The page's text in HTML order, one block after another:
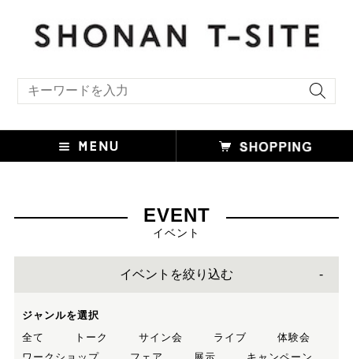
EVENT
イベント
イベントを絞り込む
ジャンルを選択
全て
トーク サイン会 ライブ
体験会